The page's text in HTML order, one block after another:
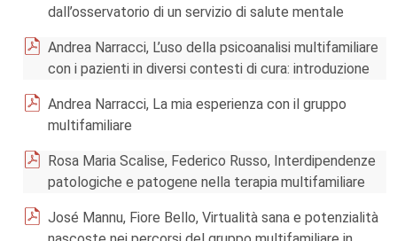
dall’osservatorio di un servizio di salute mentale
Andrea Narracci, L’uso della psicoanalisi multifamiliare
con i pazienti in diversi contesti di cura: introduzione
Andrea Narracci, La mia esperienza con il gruppo
multifamiliare
Rosa Maria Scalise, Federico Russo, Interdipendenze
patologiche e patogene nella terapia multifamiliare
José Mannu, Fiore Bello, Virtualità sana e potenzialità